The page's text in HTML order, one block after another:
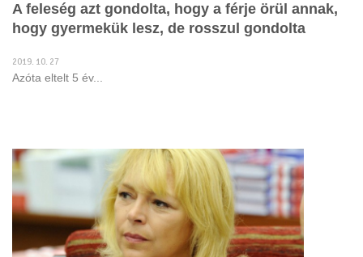
A feleség azt gondolta, hogy a férje örül annak,
hogy gyermekük lesz, de rosszul gondolta
2019. 10. 27
Azóta eltelt 5 év...